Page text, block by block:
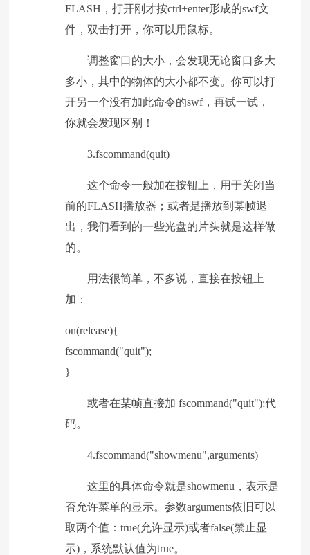
FLASH，打开刚才按ctrl+enter形成的swf文
件，双击打开，你可以用鼠标。
调整窗口的大小，会发现无论窗口多大
多小，其中的物体的大小都不变。你可以打
开另一个没有加此命令的swf，再试一试，
你就会发现区别！
3.fscommand(quit)
这个命令一般加在按钮上，用于关闭当
前的FLASH播放器；或者是播放到某帧退
出，我们看到的一些光盘的片头就是这样做
的。
用法很简单，不多说，直接在按钮上
加：
on(release){
fscommand("quit");
}
或者在某帧直接加 fscommand("quit");代
码。
4.fscommand("showmenu",arguments)
这里的具体命令就是showmenu，表示是
否允许菜单的显示。参数arguments依旧可以
取两个值：true(允许显示)或者false(禁止显
示)，系统默认值为true。